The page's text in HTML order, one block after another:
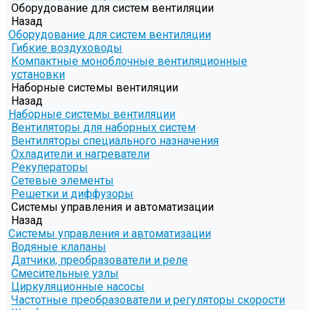
Оборудование для систем вентиляции
Назад
Оборудование для систем вентиляции
Гибкие воздуховоды
Компактные моноблочные вентиляционные
установки
Наборные системы вентиляции
Назад
Наборные системы вентиляции
Вентиляторы для наборных систем
Вентиляторы специального назначения
Охладители и нагреватели
Рекуператоры
Сетевые элементы
Решетки и диффузоры
Системы управления и автоматизации
Назад
Системы управления и автоматизации
Водяные клапаны
Датчики, преобразователи и реле
Смесительные узлы
Циркуляционные насосы
Частотные преобразователи и регуляторы скорости